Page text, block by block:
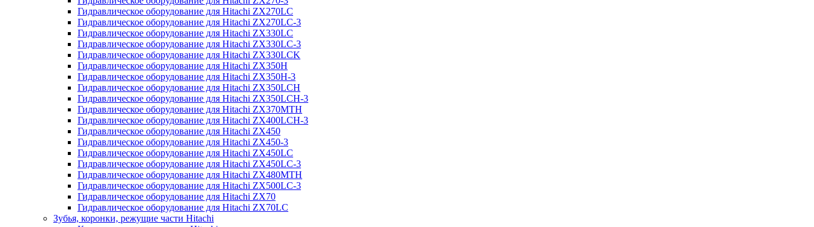
Гидравлическое оборудование для Hitachi ZX270LC
Гидравлическое оборудование для Hitachi ZX270LC-3
Гидравлическое оборудование для Hitachi ZX330LC
Гидравлическое оборудование для Hitachi ZX330LC-3
Гидравлическое оборудование для Hitachi ZX330LCK
Гидравлическое оборудование для Hitachi ZX350H
Гидравлическое оборудование для Hitachi ZX350H-3
Гидравлическое оборудование для Hitachi ZX350LCH
Гидравлическое оборудование для Hitachi ZX350LCH-3
Гидравлическое оборудование для Hitachi ZX370MTH
Гидравлическое оборудование для Hitachi ZX400LCH-3
Гидравлическое оборудование для Hitachi ZX450
Гидравлическое оборудование для Hitachi ZX450-3
Гидравлическое оборудование для Hitachi ZX450LC
Гидравлическое оборудование для Hitachi ZX450LC-3
Гидравлическое оборудование для Hitachi ZX480MTH
Гидравлическое оборудование для Hitachi ZX500LC-3
Гидравлическое оборудование для Hitachi ZX70
Гидравлическое оборудование для Hitachi ZX70LC
Зубья, коронки, режущие части Hitachi